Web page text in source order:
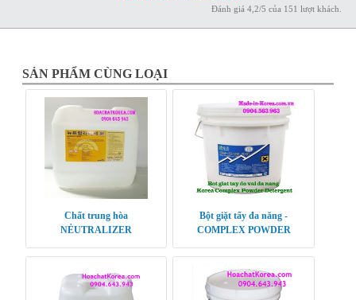
Đánh giá 4,2/5 của 151 lượt khách.
SẢN PHẨM CÙNG LOẠI
Chất trung hòa
NẺUTRALIZER
Bột giặt tẩy đa năng -
COMPLEX POWDER